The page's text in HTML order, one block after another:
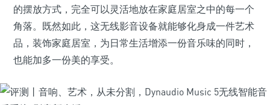
的摆放方式，完全可以灵活地放在家庭居室之中的每一个
角落。既然如此，这无线影音设备就能够化身成一件艺术
品，装饰家庭居室，为日常生活增添一份音乐味的同时，
也能加多一份美的享受。